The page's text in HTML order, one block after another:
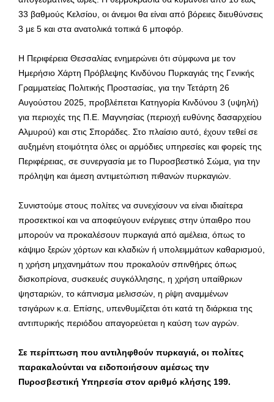
33 βαθμούς Κελσίου, οι άνεμοι θα είναι από βόρειες διευθύνσεις
3 με 5 και στα ανατολικά τοπικά 6 μποφόρ.
Η Περιφέρεια Θεσσαλίας ενημερώνει ότι σύμφωνα με τον
Ημερήσιο Χάρτη Πρόβλεψης Κινδύνου Πυρκαγιάς της Γενικής
Γραμματείας Πολιτικής Προστασίας, για την Τετάρτη 26
Αυγούστου 2025, προβλέπεται Κατηγορία Κινδύνου 3 (υψηλή)
για περιοχές της Π.Ε. Μαγνησίας (περιοχή ευθύνης δασαρχείου
Αλμυρού) και στις Σποράδες. Στο πλαίσιο αυτό, έχουν τεθεί σε
αυξημένη ετοιμότητα όλες οι αρμόδιες υπηρεσίες και φορείς της
Περιφέρειας, σε συνεργασία με το Πυροσβεστικό Σώμα, για την
πρόληψη και άμεση αντιμετώπιση πιθανών πυρκαγιών.
Συνιστούμε στους πολίτες να συνεχίσουν να είναι ιδιαίτερα
προσεκτικοί και να αποφεύγουν ενέργειες στην ύπαιθρο που
μπορούν να προκαλέσουν πυρκαγιά από αμέλεια, όπως το
κάψιμο ξερών χόρτων και κλαδιών ή υπολειμμάτων καθαρισμού,
η χρήση μηχανημάτων που προκαλούν σπινθήρες όπως
δισκοπρίονα, συσκευές συγκόλλησης, η χρήση υπαίθριων
ψησταριών, το κάπνισμα μελισσών, η ρίψη αναμμένων
τσιγάρων κ.α. Επίσης, υπενθυμίζεται ότι κατά τη διάρκεια της
αντιπυρικής περιόδου απαγορεύεται η καύση των αγρών.
Σε περίπτωση που αντιληφθούν πυρκαγιά, οι πολίτες
παρακαλούνται να ειδοποιήσουν αμέσως την
Πυροσβεστική Υπηρεσία στον αριθμό κλήσης 199.